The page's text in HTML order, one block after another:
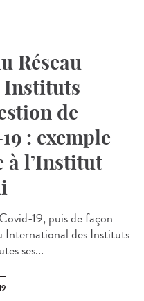
Réseau
Instituts
de
: exemple
à l’Institut
19, puis de façon
International des Instituts
ses...